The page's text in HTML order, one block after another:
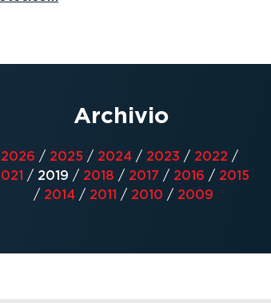
Archivio
2026 / 2025 / 2024/ 2023 / 2022 /
/ 2019 / 2018 / 2017 / 2016 / 2015
/ 2014/ 2011 / 2010 / 2009